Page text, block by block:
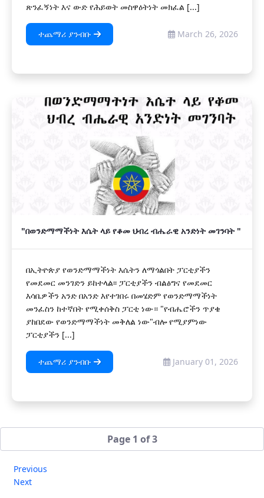
ጽንፈኝነት እና ውድ የሕይወት መስዋዕትነት መክፈል [...]
ተጨማሪ ያንብቡ March 26, 2026
"በወንድማማችነት እሴት ላይ የቆመ ህብረ ብሔራዊ አንድነት መገንባት "
በኢትዮጵያ የወንድማማችነት እሴትን ለማጎልበት ፓርቲያችን
የመደመር መንገድን ይከተላል፡፡ ፓርቲያችን ብልፅግና የመደመር
እሳቤዎችን አንድ በአንድ እየተገበሩ በመሄድም የወንድማማችነት
መንፈስን ከተኛበት የሚቀሰቅስ ፓርቲ ነው። "የብሔሮችን ጥያቄ
ያከበደው የወንድማማችነት መቅለል ነው"ብሎ የሚያምነው
ፓርቲያችን [...]
ተጨማሪ ያንብቡ January 01, 2026
Page 1 of 3
Previous
Next